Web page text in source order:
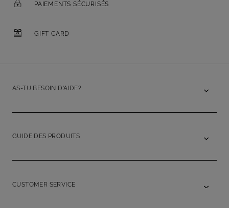
PAIEMENTS SÉCURISÉS
GIFT CARD
AS-TU BESOIN D'AIDE?
GUIDE DES PRODUITS
CUSTOMER SERVICE